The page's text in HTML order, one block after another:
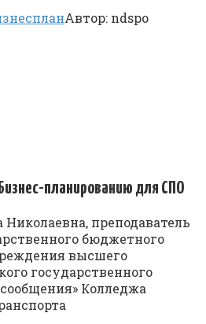
Автор: ndspo
планированию для СПО
преподаватель
бюджетного
высшего
государственного
Колледжа